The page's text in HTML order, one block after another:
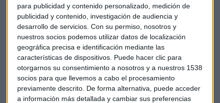
para publicidad y contenido personalizado, medición de
publicidad y contenido, investigación de audiencia y
desarrollo de servicios. Con su permiso, nosotros y
nuestros socios podemos utilizar datos de localización
geográfica precisa e identificación mediante las
características de dispositivos. Puede hacer clic para
otorgarnos su consentimiento a nosotros y a nuestros 1538
socios para que llevemos a cabo el procesamiento
previamente descrito. De forma alternativa, puede acceder
a información más detallada y cambiar sus preferencias
¿Qué pasará con la economía?
De momento, Pekín ha instaurado el silencio en cuanto a
sus datos macroeconómicos y no se han publicado las cifras
de exportaciones e importaciones del mes de enero.
Las previsiones de Natixis es que la economía china crecerá
al 5,5%, apunta su economista jefe en Capital Radio. "No
vamos a saber nada hasta los datos de febrero", añade.